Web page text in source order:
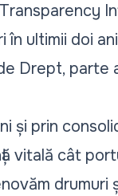
ultimii doi
Drept, parte
și prin
vitală cât